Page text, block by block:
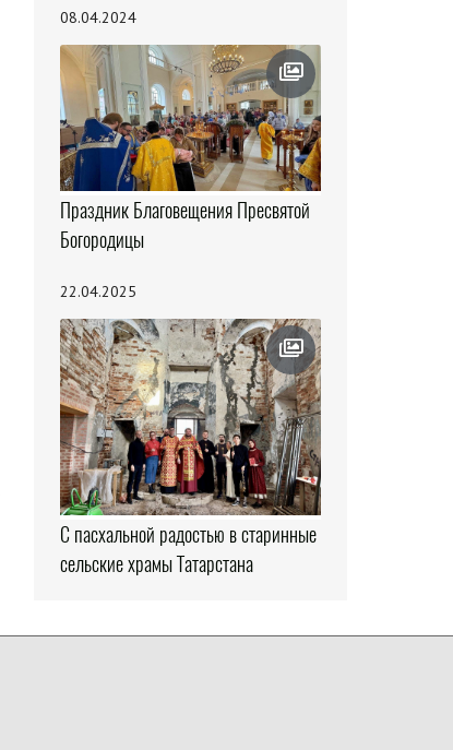
08.04.2024
Праздник Благовещения Пресвятой
Богородицы
22.04.2025
С пасхальной радостью в старинные
сельские храмы Татарстана